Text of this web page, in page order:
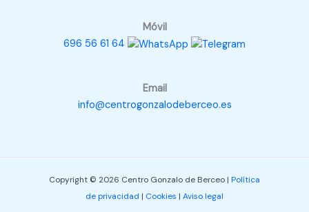
Móvil
696 56 61 64
Email
info@centrogonzalodeberceo.es
Copyright © 2026 Centro Gonzalo de Berceo | Política
de privacidad | Cookies | Aviso legal